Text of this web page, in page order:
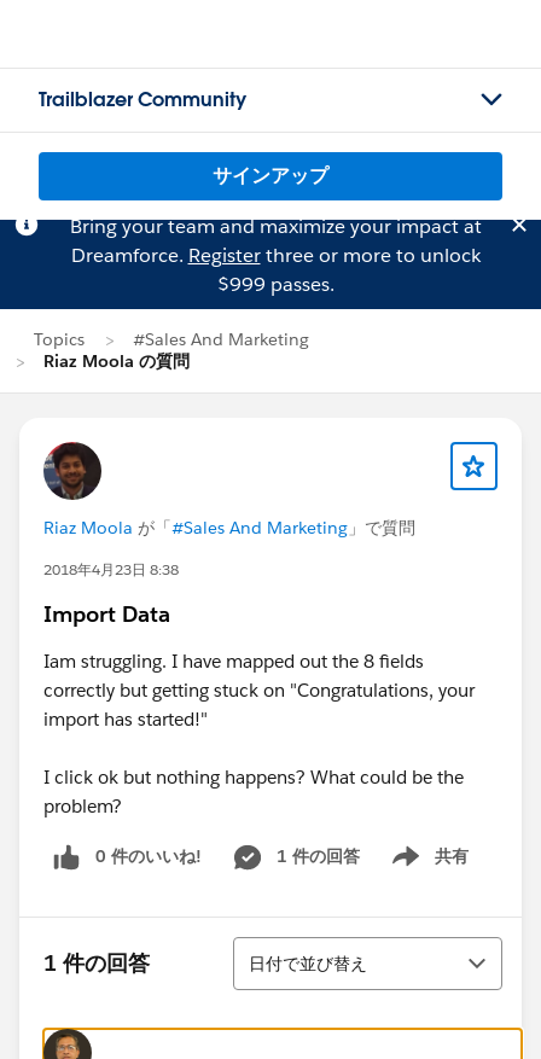
Trailblazer Community
サインアップ
Bring your team and maximize your impact at
Dreamforce. Registerthree or more to unlock
$999 passes.
Topics
#Sales And Marketing
Riaz Moola の質問
Riaz Moola が「#Sales And Marketing 」で質問
2018年4月23日 8:38
Import Data
Iam struggling. I have mapped out the 8 fields
correctly but getting stuck on "Congratulations, your
import has started!"
I click ok but nothing happens? What could be the
problem?
0 件のいいね! 1 件の回答 共有
Show menu
1 件の回答
並び替え
日付で並び替え